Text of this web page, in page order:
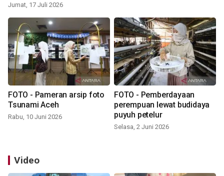
Jumat, 17 Juli 2026
FOTO - Pameran arsip foto
Tsunami Aceh
Rabu, 10 Juni 2026
FOTO - Pemberdayaan
perempuan lewat budidaya
puyuh petelur
Selasa, 2 Juni 2026
Video